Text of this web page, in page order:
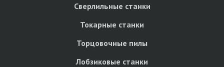
Сверлильные станки
Токарные станки
Торцовочные пилы
Лобзиковые станки